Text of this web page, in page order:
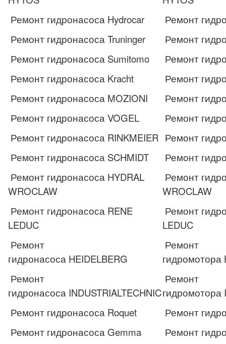
Ремонт гидронасоса Hydrocar
Ремонт
Ремонт гидронасоса Truninger
Ремонт
Ремонт гидронасоса Sumitomo
Ремонт
Ремонт гидронасоса Kracht
Ремонт
Ремонт гидронасоса MOZIONI
Ремонт
Ремонт гидронасоса VOGEL
Ремонт
Ремонт гидронасоса RINKMEIER Ремонт
Ремонт гидронасоса SCHMIDT
Ремонт
Ремонт гидронасоса HYDRAL
WROCLAW
Ремонт
WROCLAW
Ремонт гидронасоса RENE
LEDUC
Ремонт
LEDUC
Ремонт
гидронасоса HEIDELBERG
Ремонт
гидромотора
Ремонт
гидронасоса INDUSTRIALTECHNIC
Ремонт
гидромотора
Ремонт гидронасоса Roquet
Ремонт
Ремонт гидронасоса Gemma
Ремонт